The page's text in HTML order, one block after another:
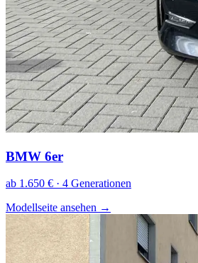
BMW 6er
ab 1.650 € · 4 Generationen
Modellseite ansehen →